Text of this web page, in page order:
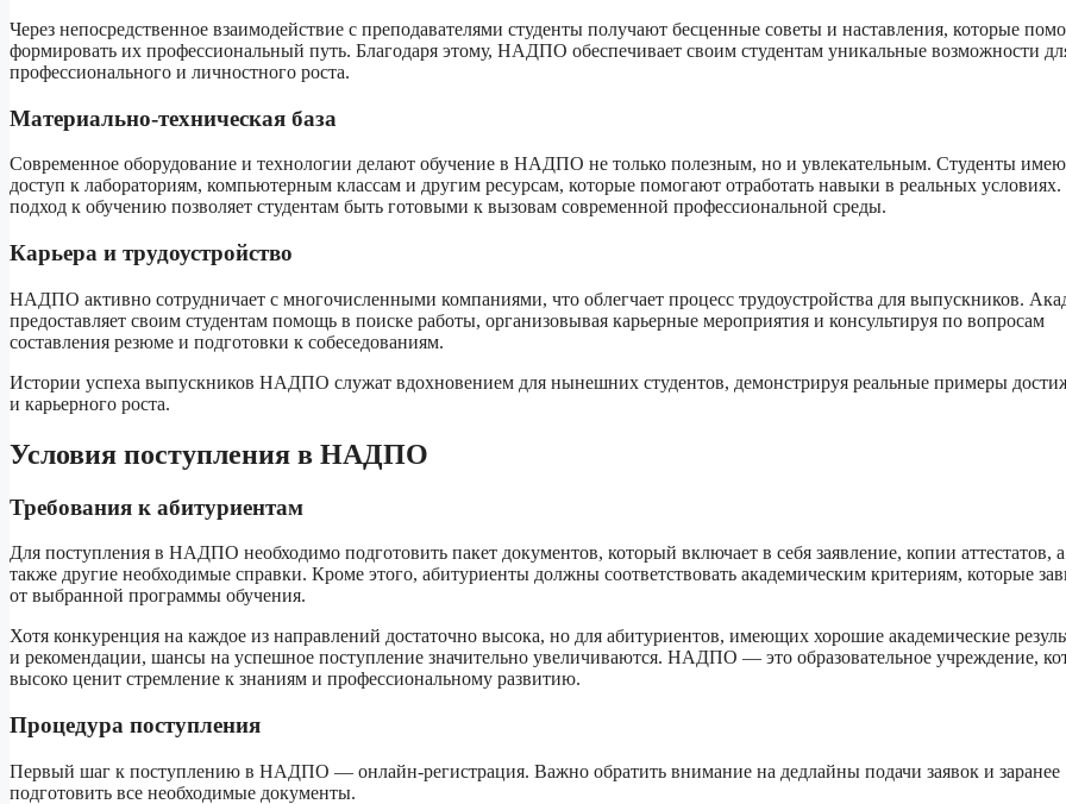
Через непосредственное взаимодействие с преподавателями студенты получают бесценные советы и наставления, которые
формировать их профессиональный путь. Благодаря этому, НАДПО обеспечивает своим студентам уникальные возможности
профессионального и личностного роста.
Материально-техническая база
Современное оборудование и технологии делают обучение в НАДПО не только полезным, но и увлекательным. Студенты
доступ к лабораториям, компьютерным классам и другим ресурсам, которые помогают отработать навыки в реальных условиях.
подход к обучению позволяет студентам быть готовыми к вызовам современной профессиональной среды.
Карьера и трудоустройство
НАДПО активно сотрудничает с многочисленными компаниями, что облегчает процесс трудоустройства для выпускников.
предоставляет своим студентам помощь в поиске работы, организовывая карьерные мероприятия и консультируя по вопросам
составления резюме и подготовки к собеседованиям.
Истории успеха выпускников НАДПО служат вдохновением для нынешних студентов, демонстрируя реальные примеры
и карьерного роста.
Условия поступления в НАДПО
Требования к абитуриентам
Для поступления в НАДПО необходимо подготовить пакет документов, который включает в себя заявление, копии аттестатов, а
также другие необходимые справки. Кроме этого, абитуриенты должны соответствовать академическим критериям, которые
от выбранной программы обучения.
Хотя конкуренция на каждое из направлений достаточно высока, но для абитуриентов, имеющих хорошие академические
и рекомендации, шансы на успешное поступление значительно увеличиваются. НАДПО — это образовательное учреждение,
высоко ценит стремление к знаниям и профессиональному развитию.
Процедура поступления
Первый шаг к поступлению в НАДПО — онлайн-регистрация. Важно обратить внимание на дедлайны подачи заявок и заранее
подготовить все необходимые документы.